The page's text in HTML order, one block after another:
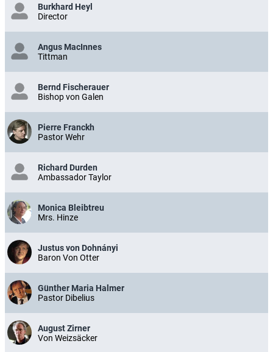
Burkhard Heyl
Director
Angus MacInnes
Tittman
Bernd Fischerauer
Bishop von Galen
Pierre Franckh
Pastor Wehr
Richard Durden
Ambassador Taylor
Monica Bleibtreu
Mrs. Hinze
Justus von Dohnányi
Baron Von Otter
Günther Maria Halmer
Pastor Dibelius
August Zirner
Von Weizsäcker